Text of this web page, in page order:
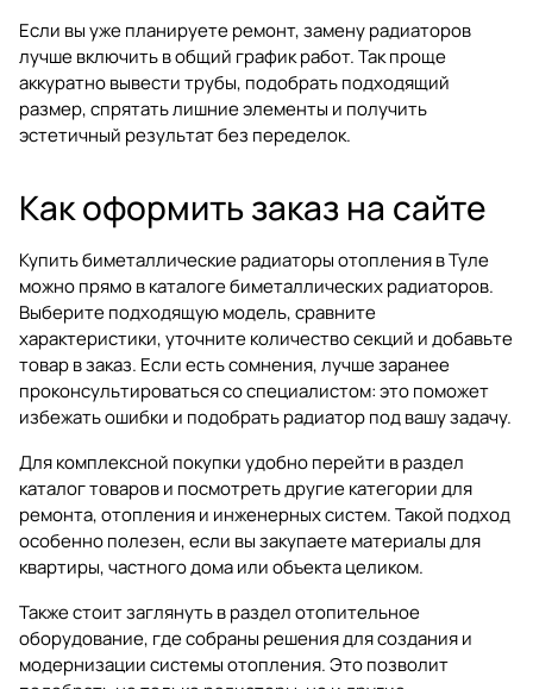
Если вы уже планируете ремонт, замену радиаторов
лучше включить в общий график работ. Так проще
аккуратно вывести трубы, подобрать подходящий
размер, спрятать лишние элементы и получить
эстетичный результат без переделок.
Как оформить заказ на сайте
Купить биметаллические радиаторы отопления в Туле
можно прямо в каталогебиметаллических радиаторов.
Выберите подходящую модель, сравните
характеристики, уточните количество секций и добавьте
товар в заказ. Если есть сомнения, лучше заранее
проконсультироваться со специалистом: это поможет
избежать ошибки и подобрать радиатор под вашу задачу.
Для комплексной покупки удобно перейти в раздел
каталог товарови посмотреть другие категории для
ремонта, отопления и инженерных систем. Такой подход
особенно полезен, если вы закупаете материалы для
квартиры, частного дома или объекта целиком.
Также стоит заглянуть в разделотопительное
оборудование, где собраны решения для создания и
модернизации системы отопления. Это позволит